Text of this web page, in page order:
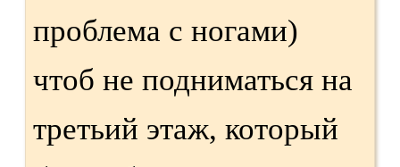
проблема с ногами)
чтоб не подниматься на
третьий этаж, который